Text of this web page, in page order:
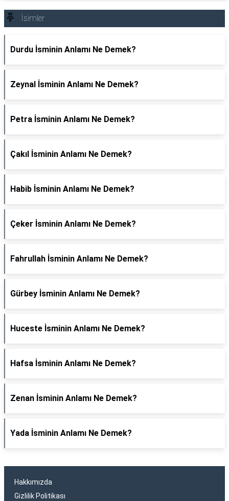
İsimler
Durdu İsminin Anlamı Ne Demek?
Zeynal İsminin Anlamı Ne Demek?
Petra İsminin Anlamı Ne Demek?
Çakıl İsminin Anlamı Ne Demek?
Habib İsminin Anlamı Ne Demek?
Çeker İsminin Anlamı Ne Demek?
Fahrullah İsminin Anlamı Ne Demek?
Gürbey İsminin Anlamı Ne Demek?
Huceste İsminin Anlamı Ne Demek?
Hafsa İsminin Anlamı Ne Demek?
Zenan İsminin Anlamı Ne Demek?
Yada İsminin Anlamı Ne Demek?
Hakkımızda
Gizlilik Politikası